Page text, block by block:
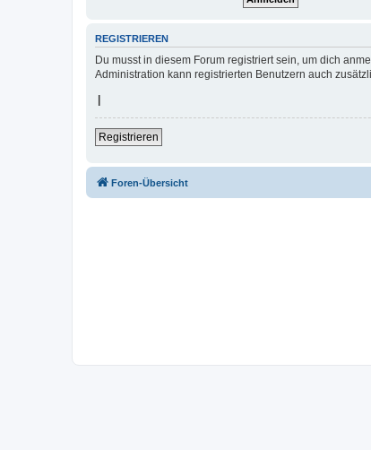
REGISTRIEREN
Du musst in diesem Forum registriert sein, um dich
Administration kann registrierten Benutzern auch
|
Registrieren
Foren-Übersicht